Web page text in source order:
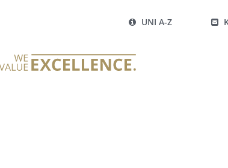
UNI A-Z